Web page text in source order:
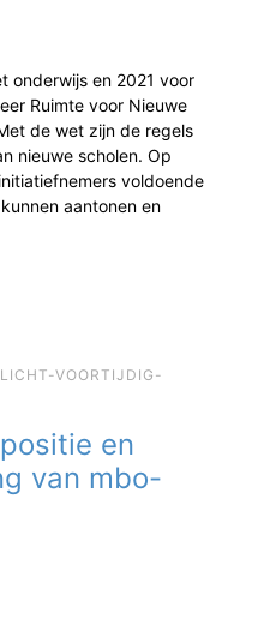
onderwijs en 2021 voor
Ruimte voor Nieuwe
de wet zijn de regels
nieuwe scholen. Op
voldoende
aantonen en
VOORTIJDIG-
en
van mbo-